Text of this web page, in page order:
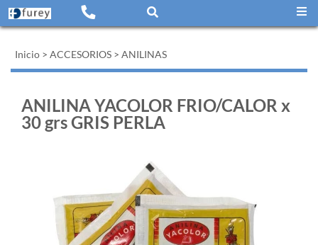
Inicio > ACCESORIOS > ANILINAS
ANILINA YACOLOR FRIO/CALOR x
30 grs GRIS PERLA